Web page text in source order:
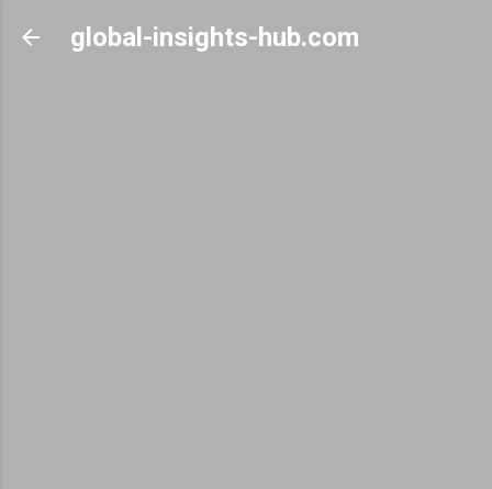
Skip to main content
global-insights-hub.com